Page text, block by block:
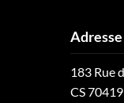
183 Rue
CS 70419